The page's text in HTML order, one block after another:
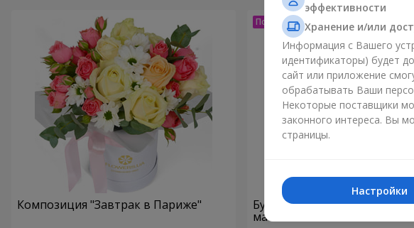
Композиция "Завтрак в Париже" Букет "Грезы" с конфетами
маме"
эффективности
Хранение и/или
Информация с Вашего
идентификаторы) будет
сайт или приложение
обрабатывать Ваши
Некоторые поставщики
законного интереса. Вы
страницы.
Настройки